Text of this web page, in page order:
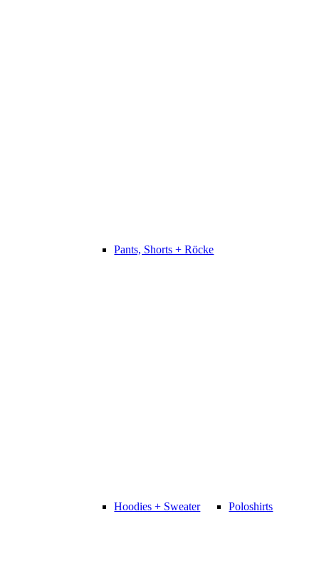
Pants, Shorts + Röcke
Hoodies + Sweater Poloshirts